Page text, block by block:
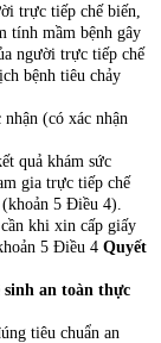
trực tiếp chế biến,
tính mầm bệnh gây
người trực tiếp chế
bệnh tiêu chảy
(có xác nhận
quả khám sức
gia trực tiếp chế
5 Điều 4).
khi xin cấp giấy
5 Điều 4 Quyết
an toàn thực
tiêu chuẩn an